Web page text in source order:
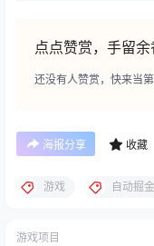
点点赞赏，手留余
还没有人赞赏，快来当第
海报分享 收藏
游戏 自动掘金
游戏项目